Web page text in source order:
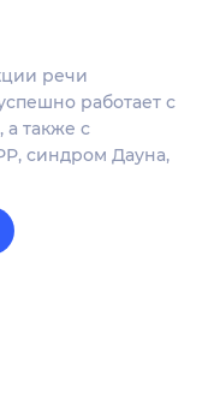
речи
работает с
также с
синдром Дауна,